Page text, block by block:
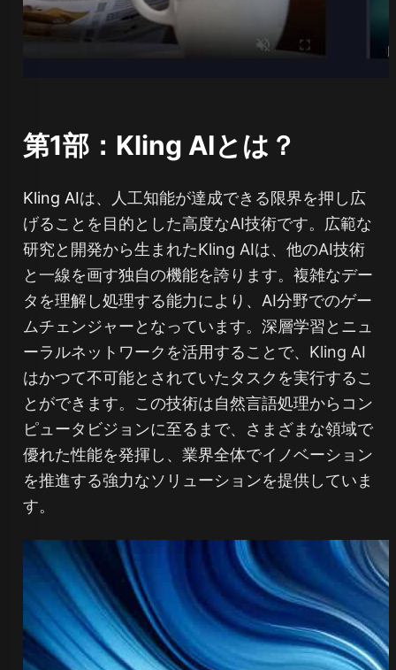
第1部：Kling AIとは？
Kling AIは、人工知能が達成できる限界を押し広
げることを目的とした高度なAI技術です。広範な
研究と開発から生まれたKling AIは、他のAI技術
と一線を画す独自の機能を誇ります。複雑なデー
タを理解し処理する能力により、AI分野でのゲー
ムチェンジャーとなっています。深層学習とニュ
ーラルネットワークを活用することで、Kling AI
はかつて不可能とされていたタスクを実行するこ
とができます。この技術は自然言語処理からコン
ピュータビジョンに至るまで、さまざまな領域で
優れた性能を発揮し、業界全体でイノベーション
を推進する強力なソリューションを提供していま
す。